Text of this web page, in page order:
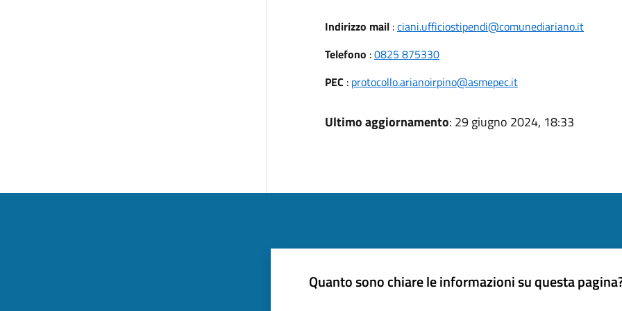
Indirizzo mail:ciani.ufficiostipendi@comunediariano.it
Telefono :0825 875330
PEC : protocollo.arianoirpino@asmepec.it
Ultimo aggiornamento: 29 giugno 2024, 18:33
Quanto sono chiare le informazioni su questa